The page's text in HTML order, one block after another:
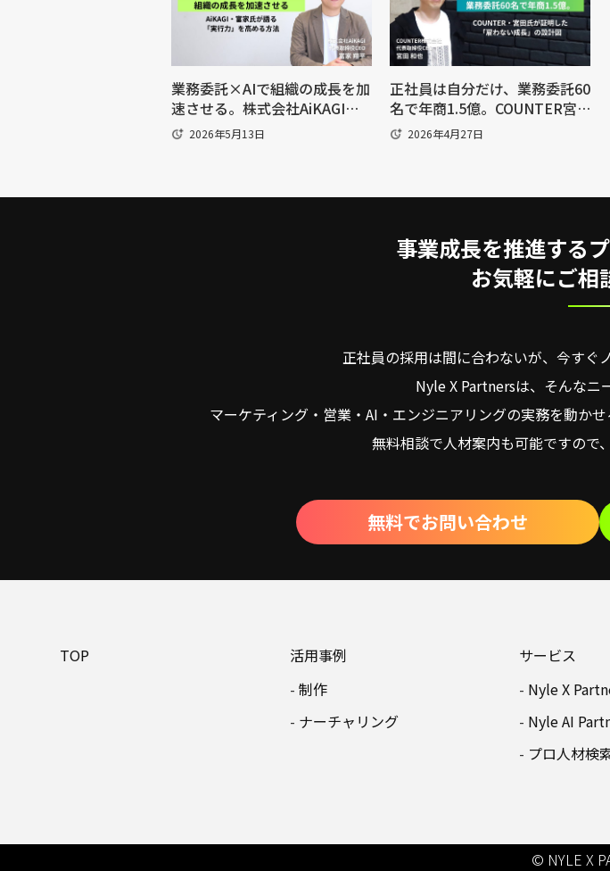
業務委託×AIで組織の成長を加
速させる。株式会社AiKAGI・
富家翔平氏が語る、「実行力」
2026年5月13日
正社員は自分だけ、業務委託60
名で年商1.5億。COUNTER宮
田氏が証明した「雇わない成
2026年4月27日
事業成長を推進する
お気軽にご相
正社員の採用は間に合わないが、今すぐ
Nyle X Partnersは、そんなニ
マーケティング・営業・AI・エンジニアリングの実務を動か
無料相談で人材案内も可能ですので
無料でお問い合わせ
TOP
活用事例
制作
ナーチャリング
サービス
Nyle X
Nyle AI
プロ人材検
© NYLE X